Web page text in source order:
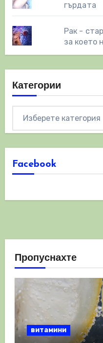
гърдата
Рак -
за което
Категории
Facebook
Пропуснахте
витамини